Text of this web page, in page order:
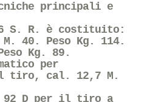
principali e
S. R. è costituito:
M. 40. Peso Kg. 114.
Kg. 89.
per
tiro, cal. 12,7 M.
92 D per il tiro a